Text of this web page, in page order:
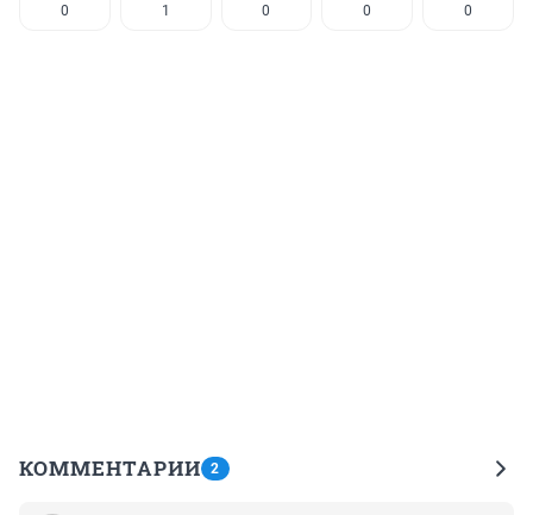
0 1 0 0 0
КОММЕНТАРИИ 2